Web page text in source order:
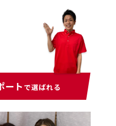
ート で選ばれる